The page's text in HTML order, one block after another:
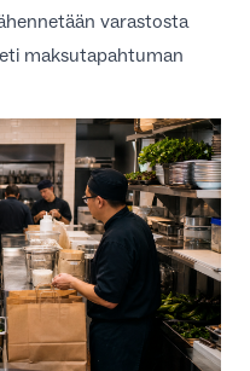
varastosta
maksutapahtuman